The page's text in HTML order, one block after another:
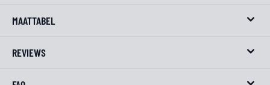
MAATTABEL
REVIEWS